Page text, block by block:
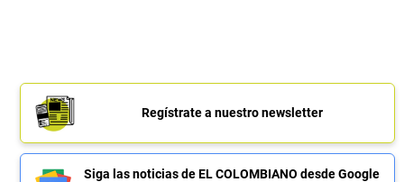
Regístrate a nuestro newsletter
Siga las noticias de EL COLOMBIANO desde Google